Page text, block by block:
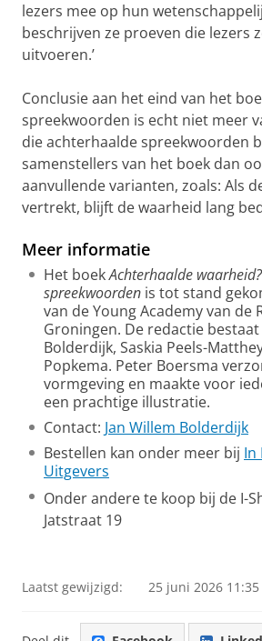
lezers mee op hun
beschrijven ze proeven die lezers
uitvoeren.’
Conclusie aan het eind van het
spreekwoorden is echt niet meer
die achterhaalde spreekwoorden
samenstellers van het boek dan
aanvullende varianten, zoals: Als
vertrekt, blijft de waarheid lang
Meer informatie
Het boekAchterhaalde
spreekwoorden is tot stand
van de Young Academy van de
Groningen. De redactie bestaat
Bolderdijk, Saskia Peels-
Popkema. Peter Boersma
vormgeving en maakte voor
een prachtige illustratie.
Contact: Jan Willem Bolderdijk
Bestellen kan onder meer bij In
Uitgevers
Onder andere te koop bij de I-
Jatstraat 19
Laatst gewijzigd: 25 juni 2026 11:35